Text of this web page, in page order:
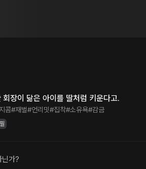
장이 닮은 아이를 딸처럼 키운다고.
콤#재벌#언리밋#집착#소유욕#감금
가?